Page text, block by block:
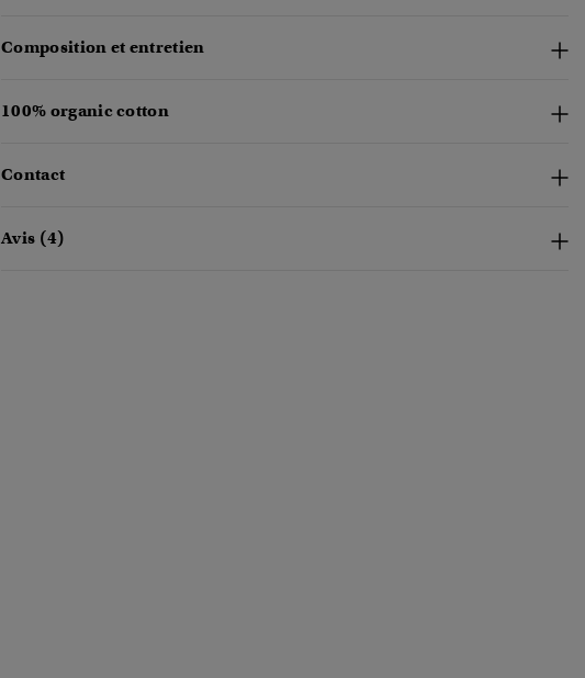
Composition et entretien
100% organic cotton
Contact
Avis (4)